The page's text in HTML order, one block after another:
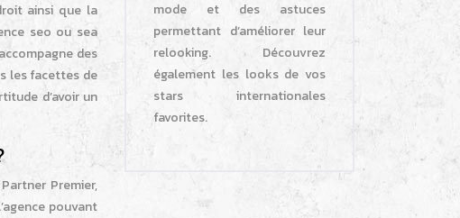
ainsi que la
seo ou sea
des
les facettes de
d’avoir un
Premier,
pouvant
mode et des astuces
permettant d’améliorer leur
relooking. Découvrez
également les looks de vos
stars internationales
favorites.